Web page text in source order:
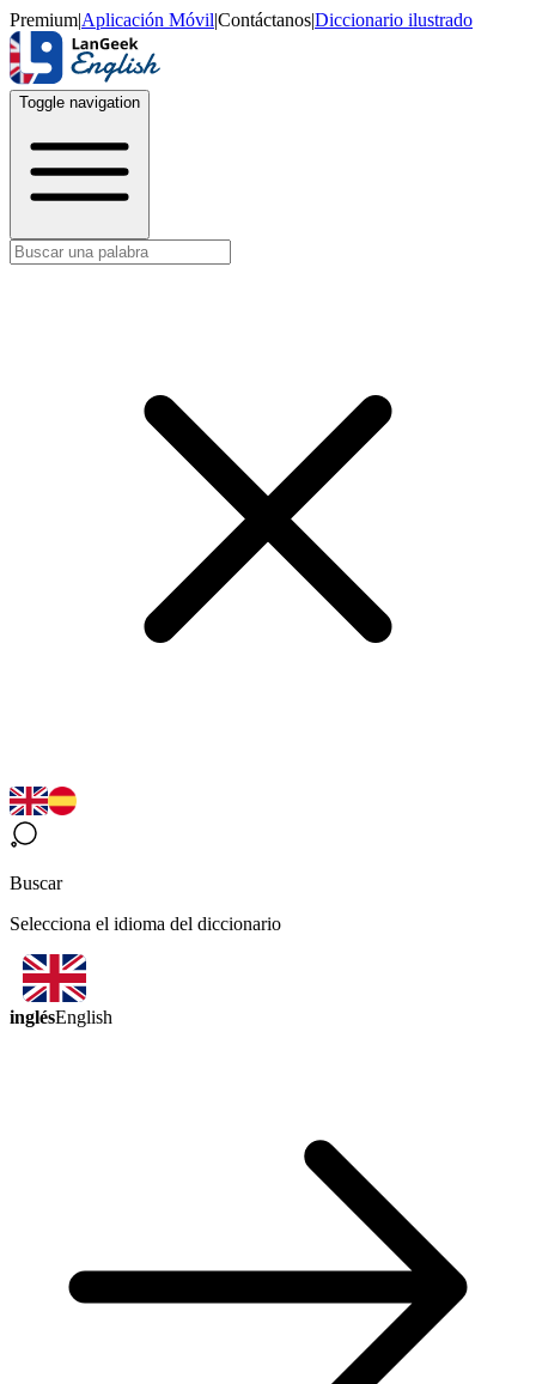
Premium|Aplicación Móvil|Contáctanos|Diccionario ilustrado
Toggle navigation
Buscar
Selecciona el idioma del diccionario
inglésEnglish